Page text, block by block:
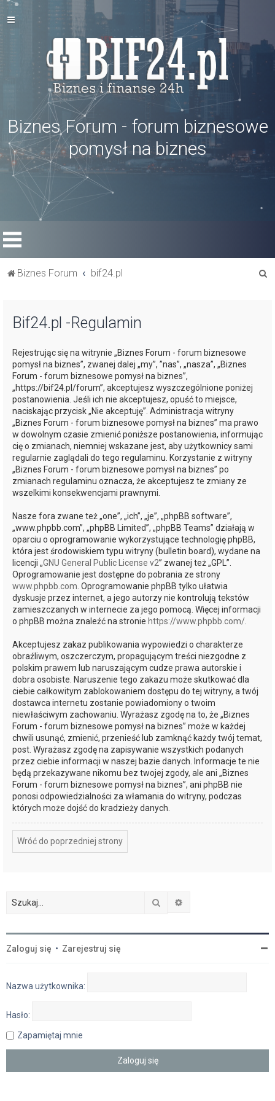
Biznes Forum - forum biznesowe
pomysł na biznes
Biznes Forum bif24.pl
Bif24.pl -Regulamin
Rejestrując się na witrynie „Biznes Forum - forum biznesowe
pomysł na biznes”, zwanej dalej „my”, ”nas”, „nasza”, „Biznes
Forum - forum biznesowe pomysł na biznes”,
„https://bif24.pl/forum”, akceptujesz wyszczególnione poniżej
postanowienia. Jeśli ich nie akceptujesz, opuść to miejsce,
naciskając przycisk „Nie akceptuję”. Administracja witryny
„Biznes Forum - forum biznesowe pomysł na biznes” ma prawo
w dowolnym czasie zmienić poniższe postanowienia, informując
cię o zmianach, niemniej wskazane jest, aby użytkownicy sami
regularnie zaglądali do tego regulaminu. Korzystanie z witryny
„Biznes Forum - forum biznesowe pomysł na biznes” po
zmianach regulaminu oznacza, że akceptujesz te zmiany ze
wszelkimi konsekwencjami prawnymi.
Nasze fora zwane też „one”, „ich”, „je”, „phpBB software”,
„www.phpbb.com”, „phpBB Limited”, „phpBB Teams” działają w
oparciu o oprogramowanie wykorzystujące technologię phpBB,
która jest środowiskiem typu witryny (bulletin board), wydane na
licencji „GNU General Public License v2” zwanej też „GPL”.
Oprogramowanie jest dostępne do pobrania ze strony
www.phpbb.com . Oprogramowanie phpBB tylko ułatwia
dyskusje przez internet, a jego autorzy nie kontrolują tekstów
zamieszczanych w internecie za jego pomocą. Więcej informacji
o phpBB można znaleźć na stronie https://www.phpbb.com/
Akceptujesz zakaz publikowania wypowiedzi o charakterze
obraźliwym, oszczerczym, propagującym treści niezgodne z
polskim prawem lub naruszającym cudze prawa autorskie i
dobra osobiste. Naruszenie tego zakazu może skutkować dla
ciebie całkowitym zablokowaniem dostępu do tej witryny, a twój
dostawca internetu zostanie powiadomiony o twoim
niewłaściwym zachowaniu. Wyrażasz zgodę na to, że „Biznes
Forum - forum biznesowe pomysł na biznes” może w każdej
chwili usunąć, zmienić, przenieść lub zamknąć każdy twój temat,
post. Wyrażasz zgodę na zapisywanie wszystkich podanych
przez ciebie informacji w naszej bazie danych. Informacje te nie
będą przekazywane nikomu bez twojej zgody, ale ani „Biznes
Forum - forum biznesowe pomysł na biznes”, ani phpBB nie
ponosi odpowiedzialności za włamania do witryny, podczas
których może dojść do kradzieży danych.
Wróć do poprzedniej strony
Szukaj
Zaloguj się • Zarejestruj się
Nazwa użytkownika:
Hasło:
Zapamiętaj mnie